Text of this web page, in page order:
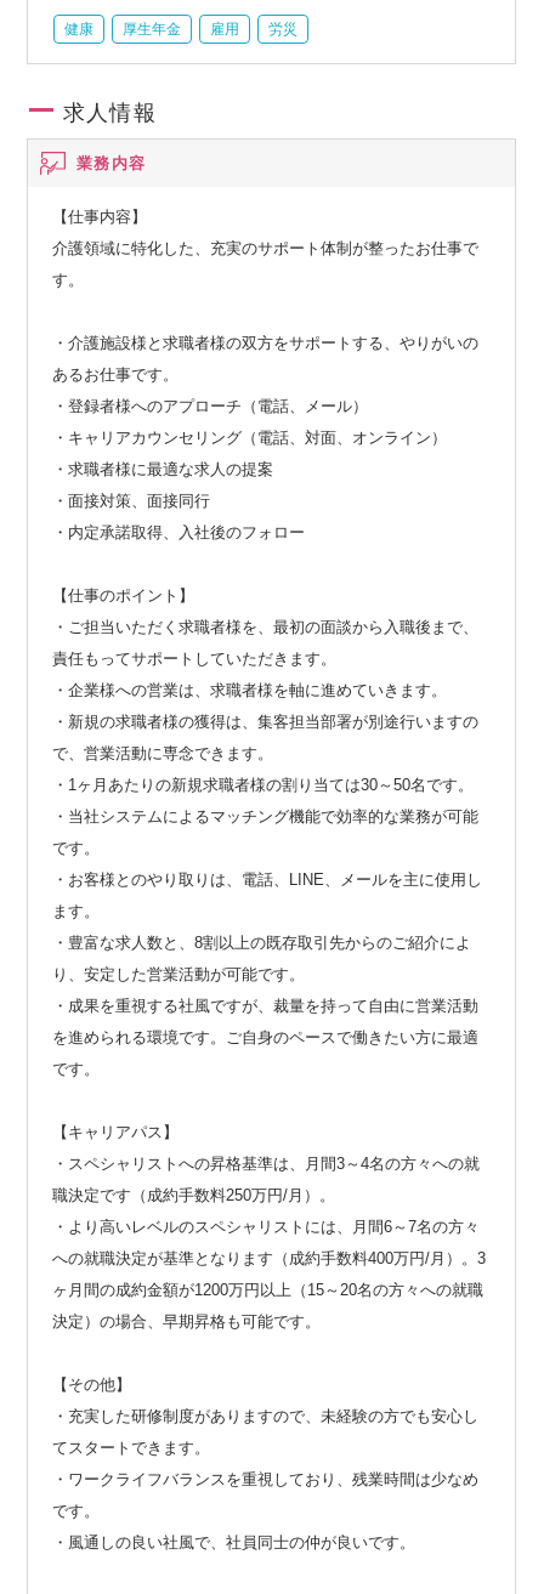
健康 厚生年金 雇用 労災
求人情報
業務内容
【仕事内容】
介護領域に特化した、充実のサポート体制が整ったお仕事で
す。
・介護施設様と求職者様の双方をサポートする、やりがいの
あるお仕事です。
・登録者様へのアプローチ（電話、メール）
・キャリアカウンセリング（電話、対面、オンライン）
・求職者様に最適な求人の提案
・面接対策、面接同行
・内定承諾取得、入社後のフォロー
【仕事のポイント】
・ご担当いただく求職者様を、最初の面談から入職後まで、
責任もってサポートしていただきます。
・企業様への営業は、求職者様を軸に進めていきます。
・新規の求職者様の獲得は、集客担当部署が別途行いますの
で、営業活動に専念できます。
・1ヶ月あたりの新規求職者様の割り当ては30～50名です。
・当社システムによるマッチング機能で効率的な業務が可能
です。
・お客様とのやり取りは、電話、LINE、メールを主に使用し
ます。
・豊富な求人数と、8割以上の既存取引先からのご紹介によ
り、安定した営業活動が可能です。
・成果を重視する社風ですが、裁量を持って自由に営業活動
を進められる環境です。ご自身のペースで働きたい方に最適
です。
【キャリアパス】
・スペシャリストへの昇格基準は、月間3～4名の方々への就
職決定です（成約手数料250万円/月）。
・より高いレベルのスペシャリストには、月間6～7名の方々
への就職決定が基準となります（成約手数料400万円/月）。3
ヶ月間の成約金額が1200万円以上（15～20名の方々への就職
決定）の場合、早期昇格も可能です。
【その他】
・充実した研修制度がありますので、未経験の方でも安心し
てスタートできます。
・ワークライフバランスを重視しており、残業時間は少なめ
です。
・風通しの良い社風で、社員同士の仲が良いです。